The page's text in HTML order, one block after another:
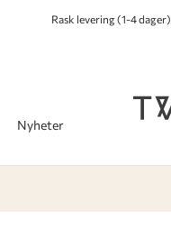
Rask levering (1-4 dager)
Nyheter